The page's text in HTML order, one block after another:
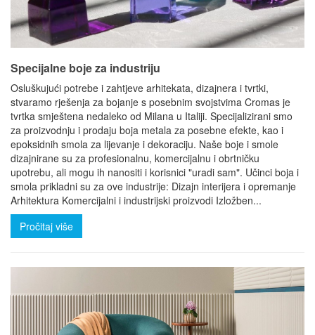
Specijalne boje za industriju
Osluškujući potrebe i zahtjeve arhitekata, dizajnera i tvrtki,
stvaramo rješenja za bojanje s posebnim svojstvima Cromas je
tvrtka smještena nedaleko od Milana u Italiji. Specijalizirani smo
za proizvodnju i prodaju boja metala za posebne efekte, kao i
epoksidnih smola za lijevanje i dekoraciju. Naše boje i smole
dizajnirane su za profesionalnu, komercijalnu i obrtničku
upotrebu, ali mogu ih nanositi i korisnici "uradi sam". Učinci boja i
smola prikladni su za ove industrije: Dizajn interijera i opremanje
Arhitektura Komercijalni i industrijski proizvodi Izložben...
Pročitaj više